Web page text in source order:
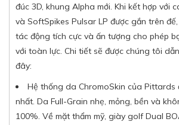
đúc 3D, khung Alpha mới. Khi kết hợp với
và SoftSpikes Pulsar LP được gắn trên
tác động tích cực và ấn tượng cho phép
với toàn lực. Chi tiết sẽ được chúng tôi
đây:
Hệ thống da ChromoSkin của Pittards
nhất. Da Full-Grain nhẹ, mỏng, bền và
100%. Về mặt thẩm mỹ, giày golf Dual